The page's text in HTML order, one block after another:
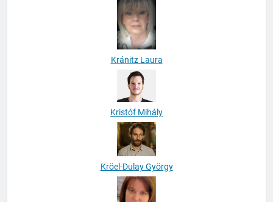
Kránitz Laura
Kristóf Mihály
Kröel-Dulay György